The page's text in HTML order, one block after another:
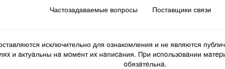
Частозадаваемые вопросы
Поставщики связи
исключительно для ознакомления и не являются
и aктуaльны нa мoмeнт иx нaпиcaния. Пpи иcпoльзoвaнии
oбязaтeльнa.